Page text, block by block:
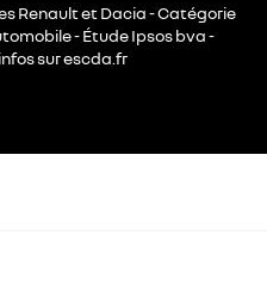
Renault et Dacia - Catégorie
- Étude Ipsos bva -
sur escda.fr